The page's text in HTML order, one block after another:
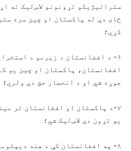
ستراتیژیکو تړونونو لاس‌لیک ته
ځای دې له پاکستان او چین سره
کړي؛
۶- د افغانستان د زېرمو د
افغانستان، پاکستان او چین یو
جوړه شي او د انحصار حق دې ولري؛
۷-د پاکستان او افغانستان تر
یو تړون دې لاس‌لیک شي؛
۸- په افغانستان کې د هند